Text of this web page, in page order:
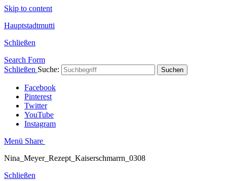
Skip to content
Hauptstadtmutti
Schließen
Search Form
Schließen Suche: Suchen
Facebook
Pinterest
Twitter
YouTube
Instagram
Menü Share
Nina_Meyer_Rezept_Kaiserschmarrn_0308
Schließen